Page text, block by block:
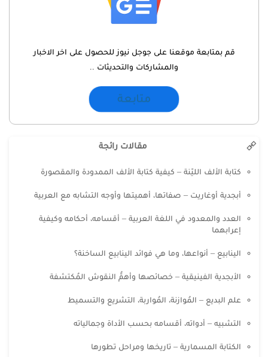
قم بمتابعة موقعنا على جوجل نيوز للحصول على اخر الاخبار
والمشاركات والتحديثات ..
متابعة
مقالات رائجة
كتابة الألف الليّنة – كيفية كتابة الألف الممدودة والمقصورة
أبجدية أوغاريت – صفاتها، أهميتها وأوجه التشابه مع العربية
العدد والمعدود في اللغة العربية – أقسامه، أحكامه وكيفية
إعرابهما
الينابيع – أنواعها، وما هي فوائد الينابيع الساخنة؟
الأبجدية الفينيقية – خصائصها وأهمُّ النقوش المُكتشفة
علم البديع – المُوازنة، المُواربة، التشريع والتسميط
التشبيه – أدواته، أقسامه بحسب الأداة وجمالياته
الكتابة المسمارية – تاريخها ومراحل تطورها